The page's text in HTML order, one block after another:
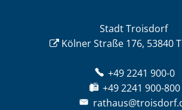
Stadt Troisdorf
Kölner Straße 176, 53840
+49 2241 900-0
+49 2241 900-800